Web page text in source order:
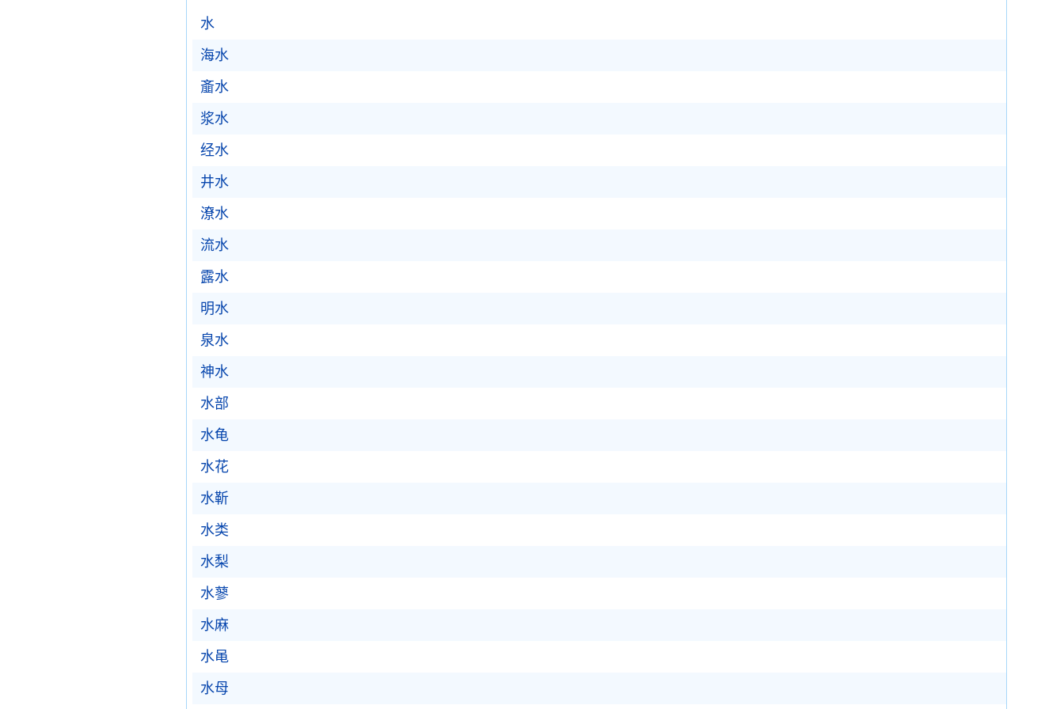
水
海水
齑水
浆水
经水
井水
潦水
流水
露水
明水
泉水
神水
水部
水龟
水花
水靳
水类
水梨
水蓼
水麻
水黾
水母